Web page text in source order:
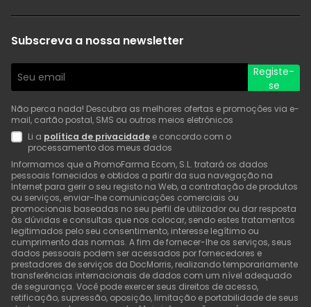
Subscreva a nossa newsletter
Registe-
se
Não perca nada! Descubra as melhores ofertas e promoções via e-
mail, cartão postal, SMS ou outros meios eletrónicos
Li a política de privacidade e concordo com o
processamento dos meus dados
Informamos que a PromoFarma Ecom, S.L. tratará os dados
pessoais fornecidos e obtidos a partir da sua navegação na
Internet para gerir o seu registo na Web, a contratação de produtos
ou serviços, enviar-lhe comunicações comerciais ou
promocionais baseadas no seu perfil de utilizador ou dar resposta
às dúvidas e consultas que nos colocar, sendo estes tratamentos
legitimados pelo seu consentimento, interesse legítimo ou
cumprimento das normas. A fim de fornecer-lhe os serviços, seus
dados pessoais podem ser acessados por fornecedores e
prestadores de serviços da DocMorris, realizando temporariamente
transferências internacionais de dados com um nível adequado
de segurança. Você pode exercer seus direitos de acesso,
retificação, supressão, oposição, limitação e portabilidade de seus